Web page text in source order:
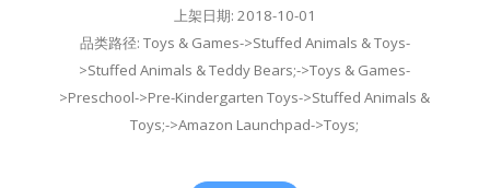
上架日期: 2018-10-01
品类路径: Toys & Games->Stuffed Animals & Toys-
>Stuffed Animals & Teddy Bears;->Toys & Games-
>Preschool->Pre-Kindergarten Toys->Stuffed Animals &
Toys;->Amazon Launchpad->Toys;